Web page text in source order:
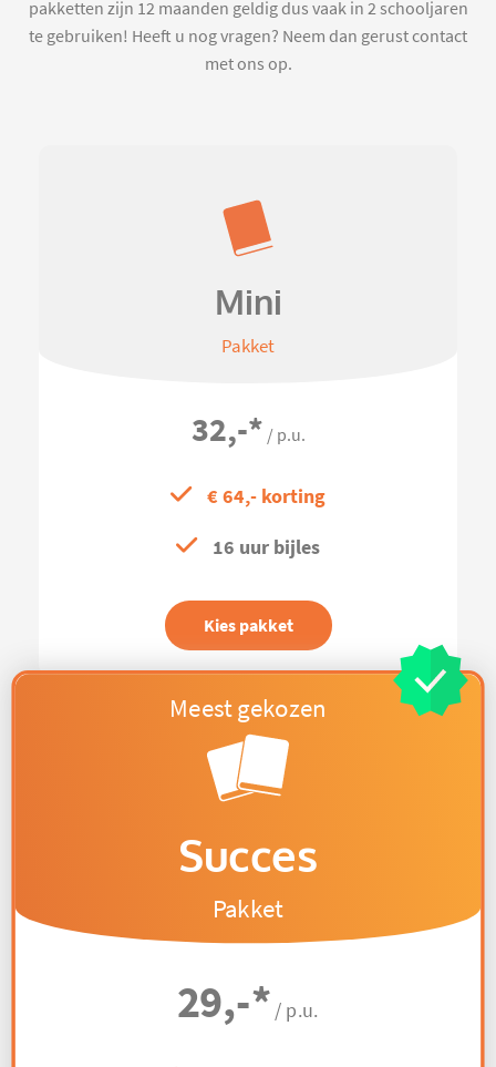
pakketten zijn 12 maanden geldig dus vaak in 2 schooljaren
te gebruiken! Heeft u nog vragen? Neem dan gerust contact
met ons op.
Mini
Pakket
32,-* / p.u.
€ 64,- korting
16 uur bijles
Kies pakket
Succes
Pakket
29,-* / p.u.